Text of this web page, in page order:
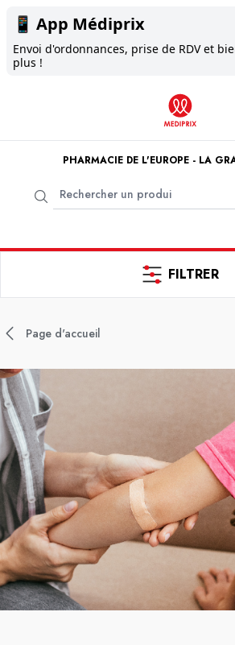
📱 App Médiprix
Envoi d'ordonnances, prise de RDV et
plus !
PHARMACIE DE L'EUROPE - LA
FILTRER
Page d'accueil